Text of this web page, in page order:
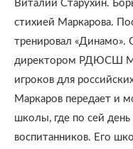
Виталий Старухин.
стихией Маркарова.
тренировал «Динамо».
директором РДЮСШ
игроков для
Маркаров передает и
школы, где по сей
воспитанников. Его